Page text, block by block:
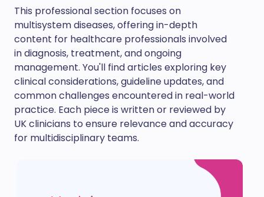
This professional section focuses on
multisystem diseases, offering in-depth
content for healthcare professionals involved
in diagnosis, treatment, and ongoing
management. You'll find articles exploring key
clinical considerations, guideline updates, and
common challenges encountered in real-world
practice. Each piece is written or reviewed by
UK clinicians to ensure relevance and accuracy
for multidisciplinary teams.